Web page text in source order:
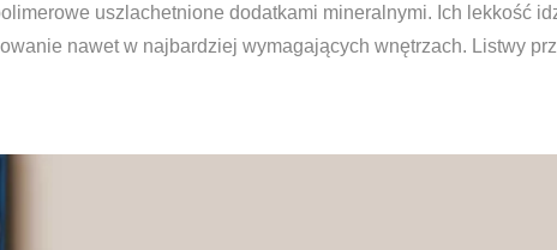
uszlachetnione dodatkami mineralnymi. Ich lekkość
nawet w najbardziej wymagających wnętrzach. Listwy